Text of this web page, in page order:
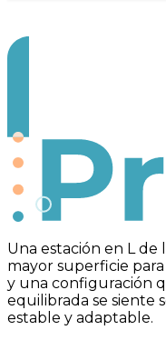
Prime
Una estación en L
mayor superficie
y una configuración
equilibrada se siente
estable y adaptable.